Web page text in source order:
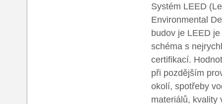
Systém LEED
Environmental
budov je LEED
schéma s
certifikací.
při pozdějším
okolí, spotřeby
materiálů, kvality